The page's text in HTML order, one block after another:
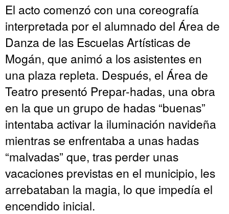
El acto comenzó con una coreografía
interpretada por el alumnado del Área de
Danza de las Escuelas Artísticas de
Mogán, que animó a los asistentes en
una plaza repleta. Después, el Área de
Teatro presentó Prepar-hadas, una obra
en la que un grupo de hadas “buenas”
intentaba activar la iluminación navideña
mientras se enfrentaba a unas hadas
“malvadas” que, tras perder unas
vacaciones previstas en el municipio, les
arrebataban la magia, lo que impedía el
encendido inicial.